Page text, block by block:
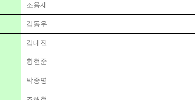
조용재
김동우
김대진
황현준
박종명